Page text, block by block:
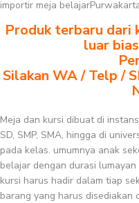
importir meja
Produk terbaru dari
luar
Silakan WA / Telp /
Meja dan kursi dibuat di
SD, SMP, SMA, hingga di
pada kelas. umumnya anak
belajar dengan durasi
kursi harus hadir dalam tiap
barang yang harus disediakan